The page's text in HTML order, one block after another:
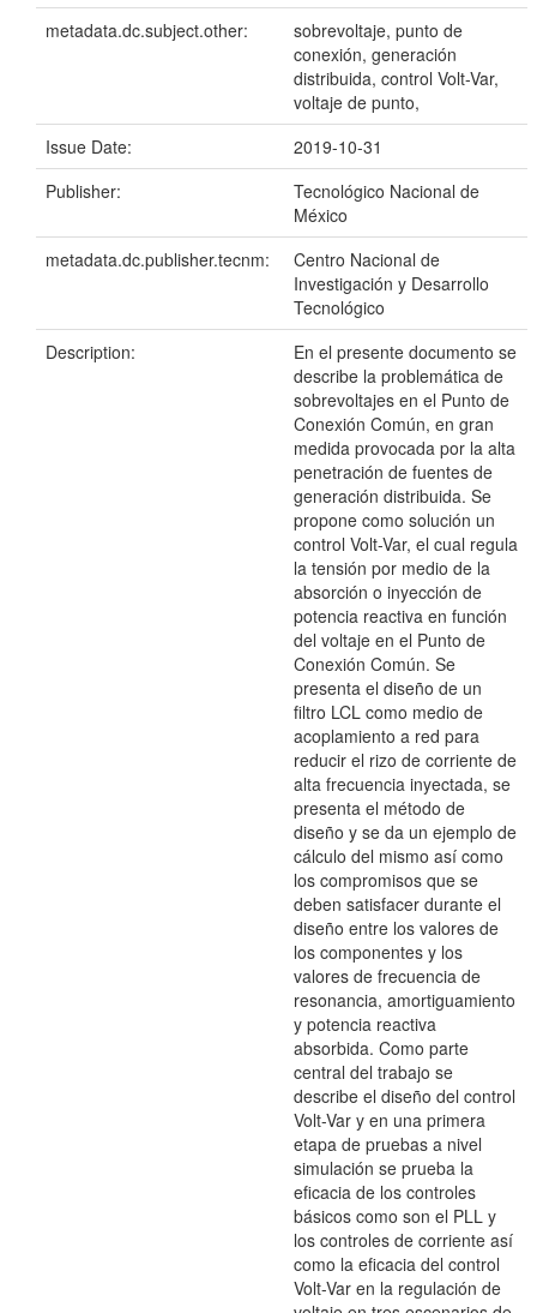
metadata.dc.subject.other:
sobrevoltaje, punto de
conexión, generación
distribuida, control Volt-Var,
voltaje de punto,
Issue Date:
2019-10-31
Publisher:
Tecnológico Nacional de
México
metadata.dc.publisher.tecnm:
Centro Nacional de
Investigación y Desarrollo
Tecnológico
Description:
En el presente documento se
describe la problemática de
sobrevoltajes en el Punto de
Conexión Común, en gran
medida provocada por la alta
penetración de fuentes de
generación distribuida. Se
propone como solución un
control Volt-Var, el cual regula
la tensión por medio de la
absorción o inyección de
potencia reactiva en función
del voltaje en el Punto de
Conexión Común. Se
presenta el diseño de un
filtro LCL como medio de
acoplamiento a red para
reducir el rizo de corriente de
alta frecuencia inyectada, se
presenta el método de
diseño y se da un ejemplo de
cálculo del mismo así como
los compromisos que se
deben satisfacer durante el
diseño entre los valores de
los componentes y los
valores de frecuencia de
resonancia, amortiguamiento
y potencia reactiva
absorbida. Como parte
central del trabajo se
describe el diseño del control
Volt-Var y en una primera
etapa de pruebas a nivel
simulación se prueba la
eficacia de los controles
básicos como son el PLL y
los controles de corriente así
como la eficacia del control
Volt-Var en la regulación de